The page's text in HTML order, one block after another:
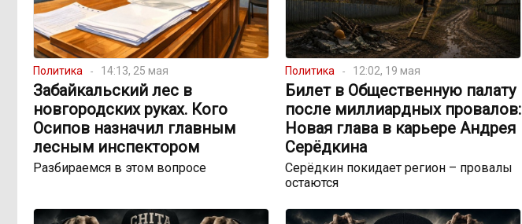
Политика 14:13, 25 мая
Забайкальский лес в
новгородских руках. Кого
Осипов назначил главным
лесным инспектором
Разбираемся в этом вопросе
Политика 12:02, 19 мая
Билет в Общественную палату
после миллиардных провалов:
Новая глава в карьере Андрея
Серёдкина
Серёдкин покидает регион – провалы
остаются